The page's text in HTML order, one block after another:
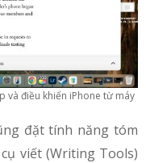
và điều khiển iPhone từ máy
đặt tính năng tóm
viết (Writing Tools)